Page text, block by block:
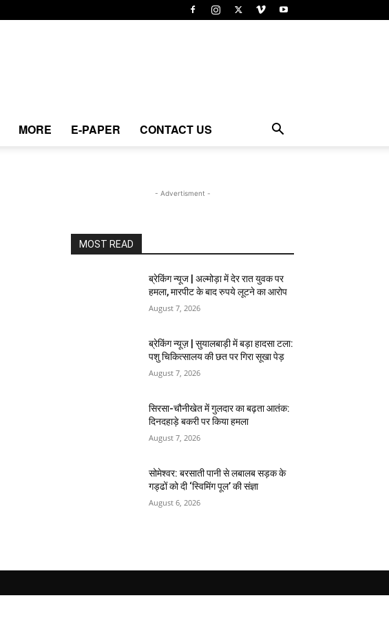
MORE E-PAPER CONTACT US
- Advertisment -
MOST READ
ब्रेकिंग न्यूज | अल्मोड़ा में देर रात युवक पर
हमला, मारपीट के बाद रुपये लूटने का आरोप
August 7, 2026
ब्रेकिंग न्यूज़ | सुयालबाड़ी में बड़ा हादसा टला:
पशु चिकित्सालय की छत पर गिरा सूखा पेड़
August 7, 2026
सिरसा-चौनीखेत में गुलदार का बढ़ता आतंक:
दिनदहाड़े बकरी पर किया हमला
August 7, 2026
सोमेश्वर: बरसाती पानी से लबालब सड़क के
गड्ढों को दी ‘स्विमिंग पूल’ की संज्ञा
August 6, 2026